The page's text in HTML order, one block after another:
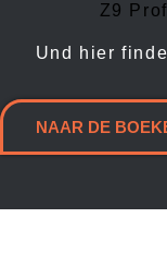
Z9
Und hier
NAAR DE